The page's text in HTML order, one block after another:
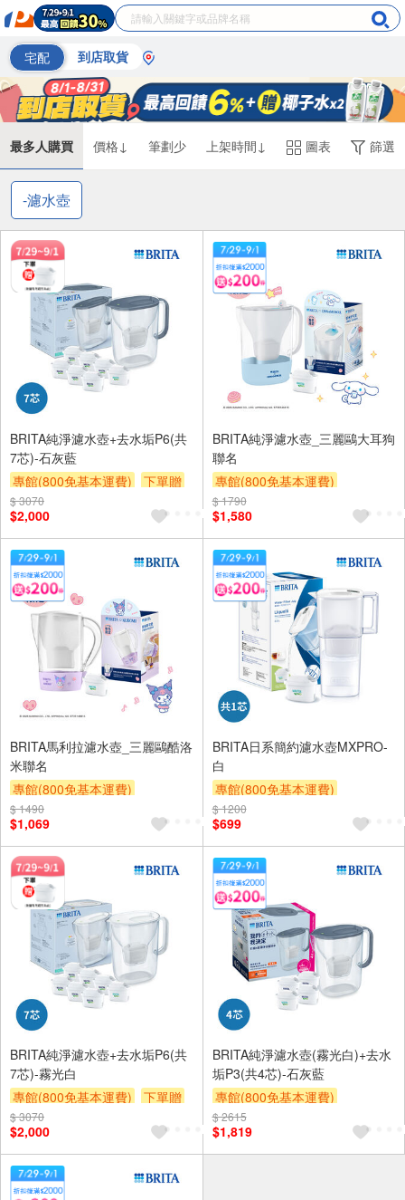
宅配 到店取貨
最多人購買 價格↓ 筆劃少 上架時間↓ 圖表 篩選
-濾水壺
BRITA純淨濾水壺+去水垢P6(共
7芯)-石灰藍
專館(800免基本運費)
下單贈
滿額贈券
$ 3070
$2,000
BRITA純淨濾水壺_三麗鷗大耳狗
聯名
專館(800免基本運費)
滿額贈券
$ 1790
$1,580
BRITA馬利拉濾水壺_三麗鷗酷洛
米聯名
專館(800免基本運費)
滿額贈券
$ 1490
$1,069
BRITA日系簡約濾水壺MXPRO-
白
專館(800免基本運費)
滿額贈券
$ 1200
$699
BRITA純淨濾水壺+去水垢P6(共
7芯)-霧光白
專館(800免基本運費)
下單贈
滿額贈券
$ 3070
$2,000
BRITA純淨濾水壺(霧光白)+去水
垢P3(共4芯)-石灰藍
專館(800免基本運費)
滿額贈券
$ 2615
$1,819